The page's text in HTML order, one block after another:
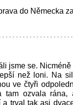
do Německa
jsme se.
než loni. Na
ve čtyři
ozvala rána,
trval tak asi